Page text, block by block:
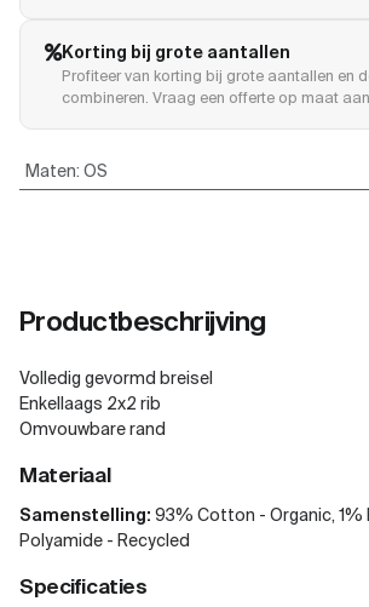
Korting bij grote aantallen
Profiteer van korting bij grote aantallen en
combineren. Vraag een offerte op maat
Maten: OS
Productbeschrijving
Volledig gevormd breisel
Enkellaags 2x2 rib
Omvouwbare rand
Materiaal
Samenstelling: 93% Cotton - Organic, 1%
Polyamide - Recycled
Specificaties